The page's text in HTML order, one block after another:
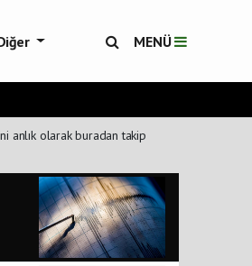
MENÜ
anlık olarak buradan takip